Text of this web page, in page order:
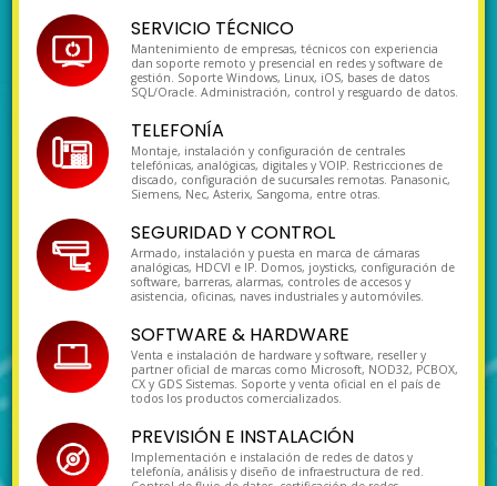
SERVICIO TÉCNICO
Mantenimiento de empresas, técnicos con experiencia
dan soporte remoto y presencial en redes y software de
gestión. Soporte Windows, Linux, iOS, bases de datos
SQL/Oracle. Administración, control y resguardo de datos.
TELEFONÍA
Montaje, instalación y configuración de centrales
telefónicas, analógicas, digitales y VOIP. Restricciones de
discado, configuración de sucursales remotas. Panasonic,
Siemens, Nec, Asterix, Sangoma, entre otras.
SEGURIDAD Y CONTROL
Armado, instalación y puesta en marca de cámaras
analógicas, HDCVI e IP. Domos, joysticks, configuración de
software, barreras, alarmas, controles de accesos y
asistencia, oficinas, naves industriales y automóviles.
SOFTWARE & HARDWARE
Venta e instalación de hardware y software, reseller y
partner oficial de marcas como Microsoft, NOD32, PCBOX,
CX y GDS Sistemas. Soporte y venta oficial en el país de
todos los productos comercializados.
PREVISIÓN E INSTALACIÓN
Implementación e instalación de redes de datos y
telefonía, análisis y diseño de infraestructura de red.